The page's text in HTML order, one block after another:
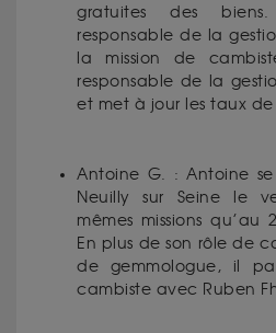
gratuites des
responsable de la
la mission de
responsable de la
et met à jour les taux
Antoine G. : Antoine
Neuilly sur Seine le
mêmes missions
En plus de son rôle de
de gemmologue, il
cambiste avec Ruben